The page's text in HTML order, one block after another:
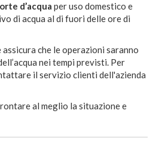
d’acqua per uso domestico e
di acqua al di fuori delle ore di
assicura che le operazioni saranno
nei tempi previsti. Per
il servizio clienti dell'azienda
al meglio la situazione e